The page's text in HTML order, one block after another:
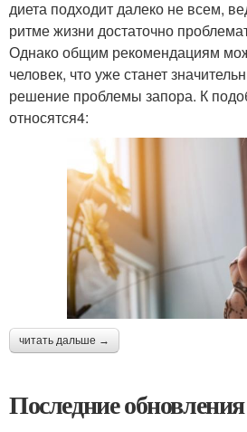
диета подходит далеко не всем,
ритме жизни достаточно
Однако общим рекомендациям
человек, что уже станет
решение проблемы запора. К
относятся4:
читать дальше →
Последние